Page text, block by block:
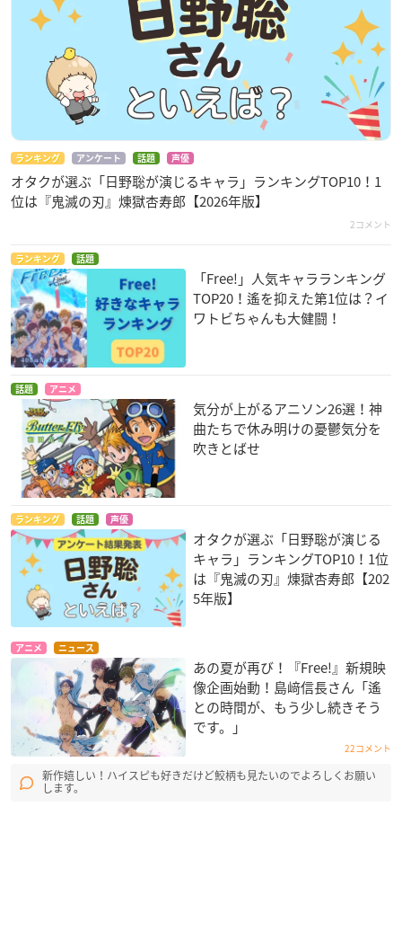
ランキング アンケート 話題 声優
オタクが選ぶ「日野聡が演じるキャラ」ランキングTOP10！1
位は『鬼滅の刃』煉󠄁獄杏寿郎【2026年版】
2コメント
ランキング 話題
「Free!」人気キャラランキング
TOP20！遙を抑えた第1位は？イ
ワトビちゃんも大健闘！
話題 アニメ
気分が上がるアニソン26選！神
曲たちで休み明けの憂鬱気分を
吹きとばせ
ランキング 話題 声優
オタクが選ぶ「日野聡が演じる
キャラ」ランキングTOP10！1位
は『鬼滅の刃』煉󠄁獄杏寿郎【202
5年版】
アニメ ニュース
あの夏が再び！『Free!』新規映
像企画始動！島﨑信長さん「遙
との時間が、もう少し続きそう
です。」
22コメント
新作嬉しい！ハイスピも好きだけど鮫柄も見たいのでよろしくお願い
します。